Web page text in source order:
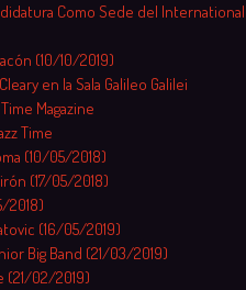
Como Sede del International
(10/10/2019)
en la Sala Galileo Galilei
Magazine
Time
(10/05/2018)
(17/05/2018)
2018)
(16/05/2019)
Big Band (21/03/2019)
(21/02/2019)